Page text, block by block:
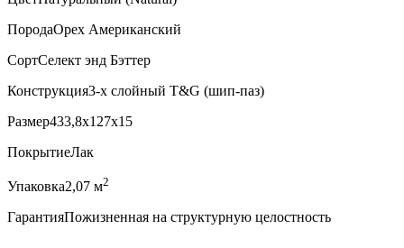
ПородаОрех Американский
СортСелект энд Бэттер
Конструкция3-х слойный T&G (шип-паз)
Размер433,8x127x15
ПокрытиеЛак
Упаковка2,07 м2
ГарантияПожизненная на структурную целостность